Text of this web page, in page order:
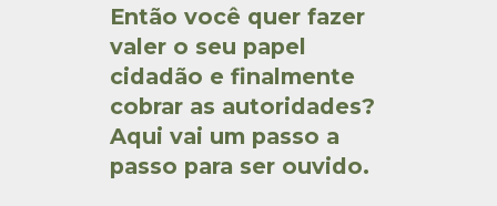
Então você quer fazer
valer o seu papel
cidadão e finalmente
cobrar as autoridades?
Aqui vai um passo a
passo para ser ouvido.